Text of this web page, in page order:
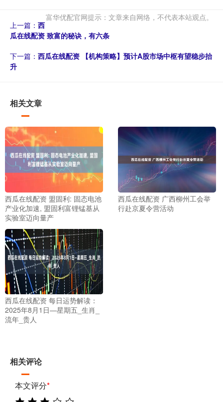
富华优配官网提示：文章来自网络，不代表本站观点。
上一篇： 西
瓜在线配资 致富的秘诀，有六条
下一篇： 西瓜在线配资 【机构策略】预计A股市场中枢有望稳步抬
升
相关文章
西瓜在线配资 盟固利: 固态电池
产业化加速, 盟固利富锂锰基从
实验室迈向量产
西瓜在线配资 广西柳州工会举
行赴京夏令营活动
西瓜在线配资 每日运势解读：
2025年8月1日—星期五_生肖_
流年_贵人
相关评论
本文评分*